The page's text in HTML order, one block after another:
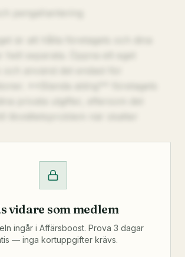
vidare som medlem
ingår i Affärsboost. Prova 3 dagar
— inga kortuppgifter krävs.